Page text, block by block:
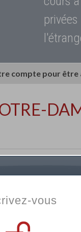
compte pour
vous